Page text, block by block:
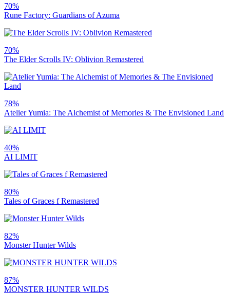
70%
Rune Factory: Guardians of Azuma
70%
The Elder Scrolls IV: Oblivion Remastered
78%
Atelier Yumia: The Alchemist of Memories & The Envisioned Land
40%
AI LIMIT
80%
Tales of Graces f Remastered
82%
Monster Hunter Wilds
87%
MONSTER HUNTER WILDS